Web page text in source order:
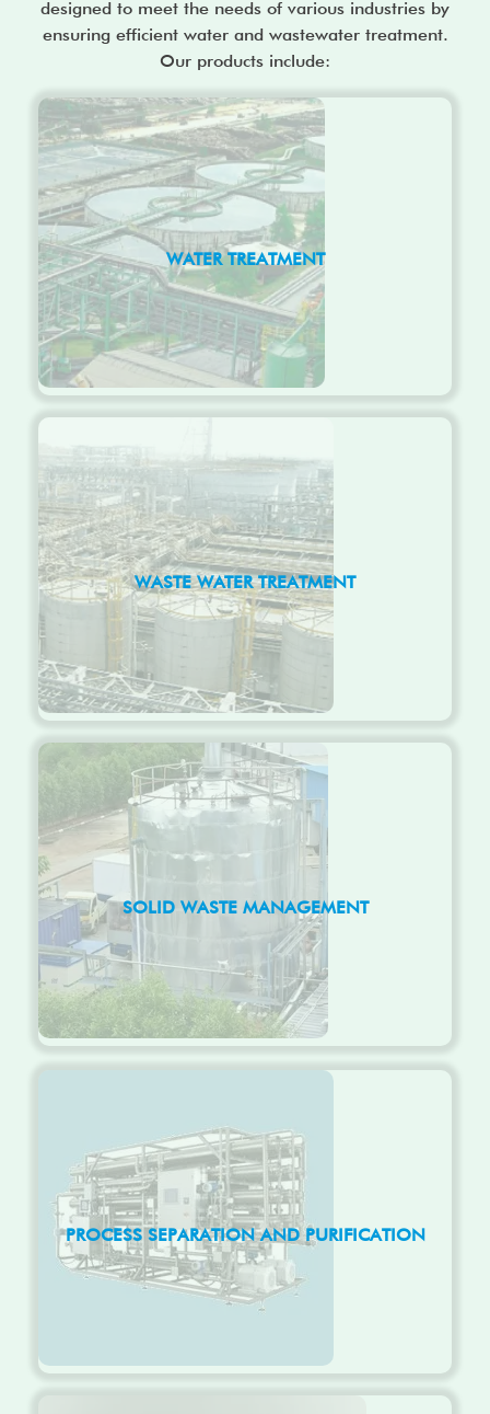
designed to meet the needs of various industries by
ensuring efficient water and wastewater treatment.
Our products include:
WATER TREATMENT
WASTE WATER TREATMENT
SOLID WASTE MANAGEMENT
PROCESS SEPARATION AND PURIFICATION